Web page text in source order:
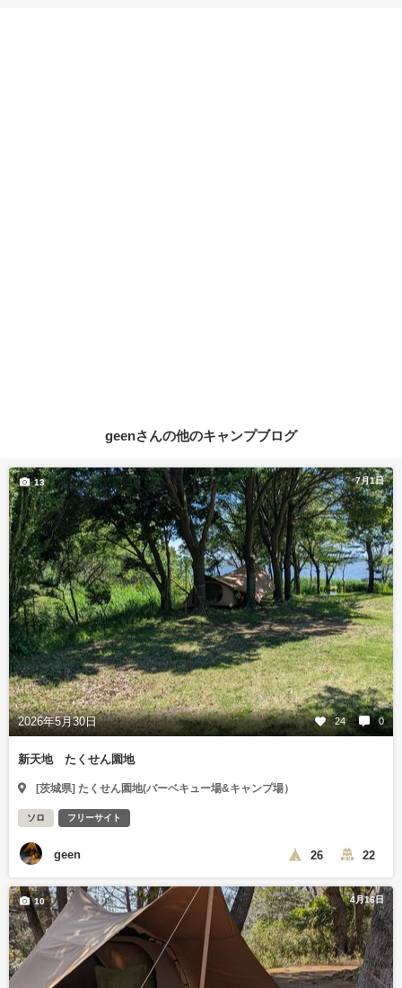
geenさんの他のキャンプブログ
7月1日
2026年5月30日 24 0
13
新天地 たくせん園地
[茨城県] たくせん園地(バーベキュー場&キャンプ場）
ソロ フリーサイト
geen 26 22
4月16日
10